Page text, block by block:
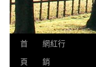
跳首
頁
網紅行
銷